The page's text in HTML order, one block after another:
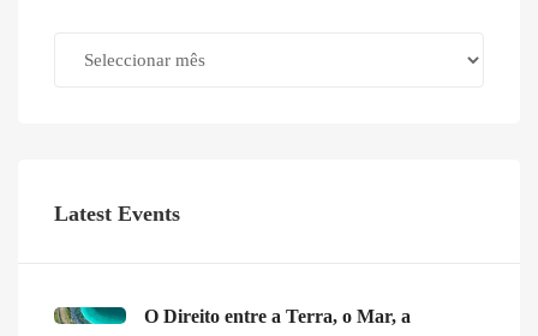
Latest Events
O Direito entre a Terra, o Mar, a